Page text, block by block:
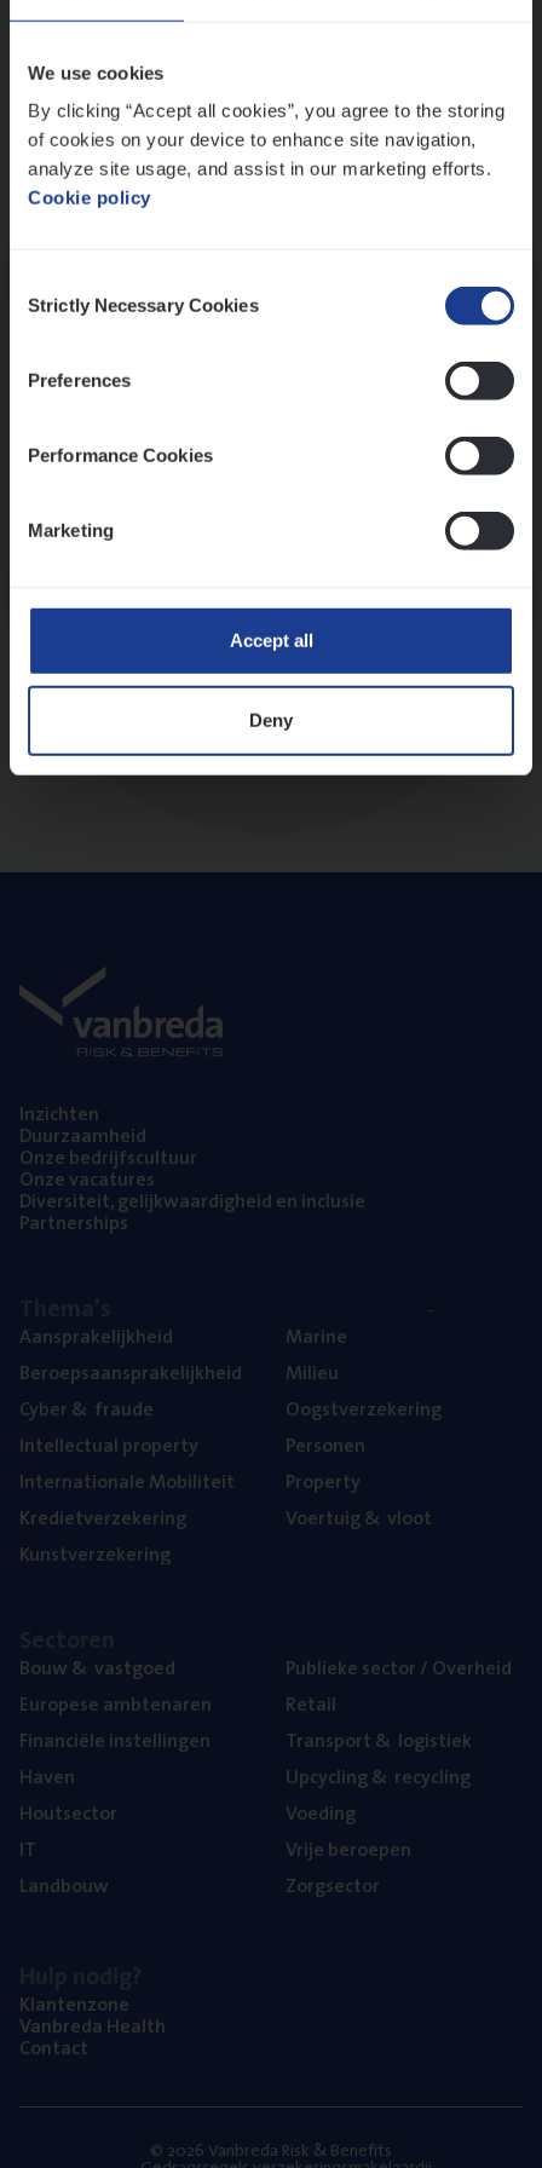
We use cookies
By clicking “Accept all cookies”, you agree to the storing
of cookies on your device to enhance site navigation,
analyze site usage, and assist in our marketing efforts.
Cookie policy
Selection
Strictly Necessary Cookies
Preferences
Performance Cookies
Marketing
Accept all
Deny
Inzich­ten
Duur­zaam­heid
Onze bedrijfs­cul­tuur
Onze vaca­tu­res
Diver­si­teit, gelijk­waar­dig­heid en inclusie
Part­ner­ships
Aan­spra­ke­lijk­heid
Beroeps­aan­spra­ke­lijk­heid
Cyber& fraude
Intel­lec­tu­al property
Inter­na­ti­o­na­le Mobiliteit
Kre­diet­ver­ze­ke­ring
Kunst­ver­ze­ke­ring
Mari­ne
Mili­eu
Oogst­ver­ze­ke­ring
Per­so­nen
Pro­per­ty
Voer­tuig& vloot
Bouw& vastgoed
Euro­pe­se ambtenaren
Finan­ci­ë­le instellingen
Haven
Hout­sec­tor
IT
Land­bouw
Publie­ke sec­tor / Overheid
Retail
Trans­port& logistiek
Upcy­cling& recycling
Voe­ding
Vrije beroe­pen
Zorg­sec­tor
Klan­ten­zo­ne
Van­b­re­da Health
Con­tact
© 2026 Vanbreda Risk & Benefits